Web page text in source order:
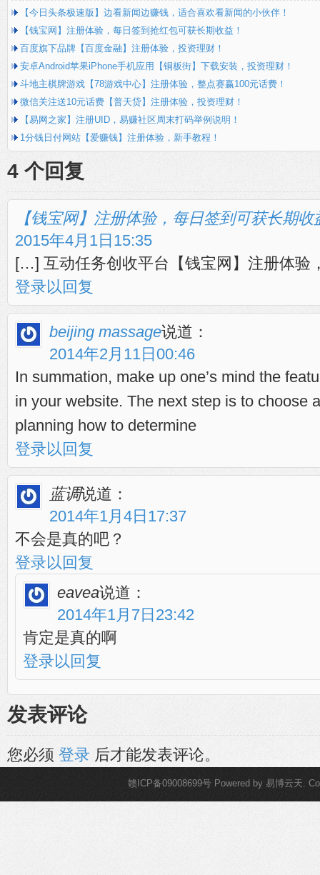
【今日头条极速版】边看新闻边赚钱，适合喜欢看新闻的小伙伴！
【钱宝网】注册体验，每日签到抢红包可获长期收益！
百度旗下品牌【百度金融】注册体验，投资理财！
安卓Android苹果iPhone手机应用【铜板街】下载安装，投资理财！
斗地主棋牌游戏【78游戏中心】注册体验，整点赛赢100元话费！
微信关注送10元话费【普天贷】注册体验，投资理财！
【易网之家】注册UID，易赚社区周末打码举例说明！
1分钱日付网站【爱赚钱】注册体验，新手教程！
4 个回复
【钱宝网】注册体验，每日签到可获长期
2015年4月1日15:35
[…] 互动任务创收平台【钱宝网】注册体
登录以回复
beijing massage说道：
2014年2月11日00:46
In summation, make up one’s mind the
in your website. The next step is to choose
planning how to determine
登录以回复
蓝调说道：
2014年1月4日17:37
不会是真的吧？
登录以回复
eavea说道：
2014年1月7日23:42
肯定是真的啊
登录以回复
发表评论
您必须 登录 后才能发表评论。
赣ICP备09008699号 Powered by 易博云天.